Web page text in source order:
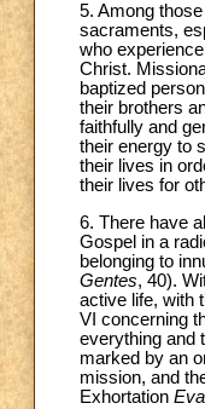
5. Among
sacraments,
who
Christ.
baptized
their brothers
faithfully and
their energy to
their lives in
their lives for
6. There have
Gospel in a
belonging to
Gentes, 40).
active life, with
VI concerning
everything and
marked by an
mission, and
Exhortation